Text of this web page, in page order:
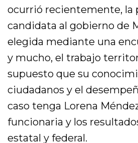
ocurrió recientemente, la
candidata al gobierno de
elegida mediante una
y mucho, el trabajo
supuesto que su
ciudadanos y el
caso tenga Lorena
funcionaria y los
estatal y federal.